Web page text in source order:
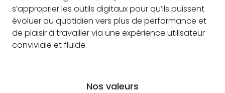
s’approprier les outils digitaux pour qu’ils puissent
évoluer au quotidien vers plus de performance et
de plaisir à travailler via une expérience utilisateur
conviviale et fluide.
Nos valeurs